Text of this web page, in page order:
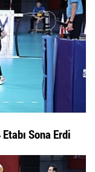
Sona Erdi